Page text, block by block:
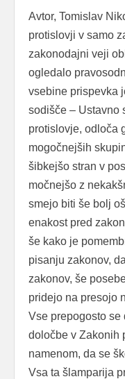
Avtor, Tomislav
protislovji v samo
zakonodajni veji
ogledalo
vsebine prispevka
sodišče – Ustavno
protislovje, odloča
mogočnejših
šibkejšo stran v
močnejšo z
smejo biti še bolj
enakost pred
še kako je
pisanju zakonov,
zakonov, še
pridejo na presojo
Vse prepogosto
določbe v Zakonih
namenom, da se
Vsa ta šlamparija